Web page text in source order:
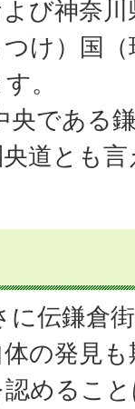
び神奈
け）国
。
央である
道とも
に伝鎌倉
の発見
めるこ